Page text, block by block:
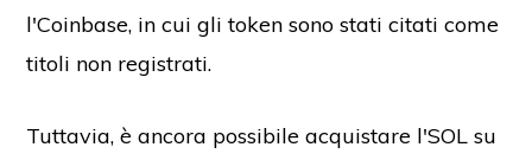
l'Coinbase, in cui gli token sono stati citati come
titoli non registrati.
Tuttavia, è ancora possibile acquistare l'SOL su